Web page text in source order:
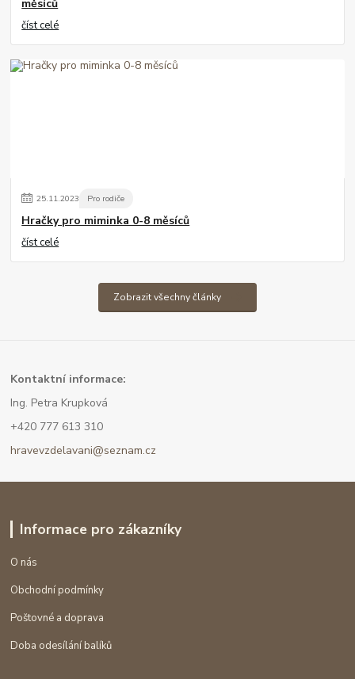
měsíců
číst celé
25.11.2023 Pro rodiče
Hračky pro miminka 0-8 měsíců
číst celé
Zobrazit všechny články
Kontaktní informace:
Ing. Petra Krupková
+420 777 613 310
hravevzdelavani@seznam.cz
Informace pro zákazníky
O nás
Obchodní podmínky
Poštovné a doprava
Doba odesílání balíků